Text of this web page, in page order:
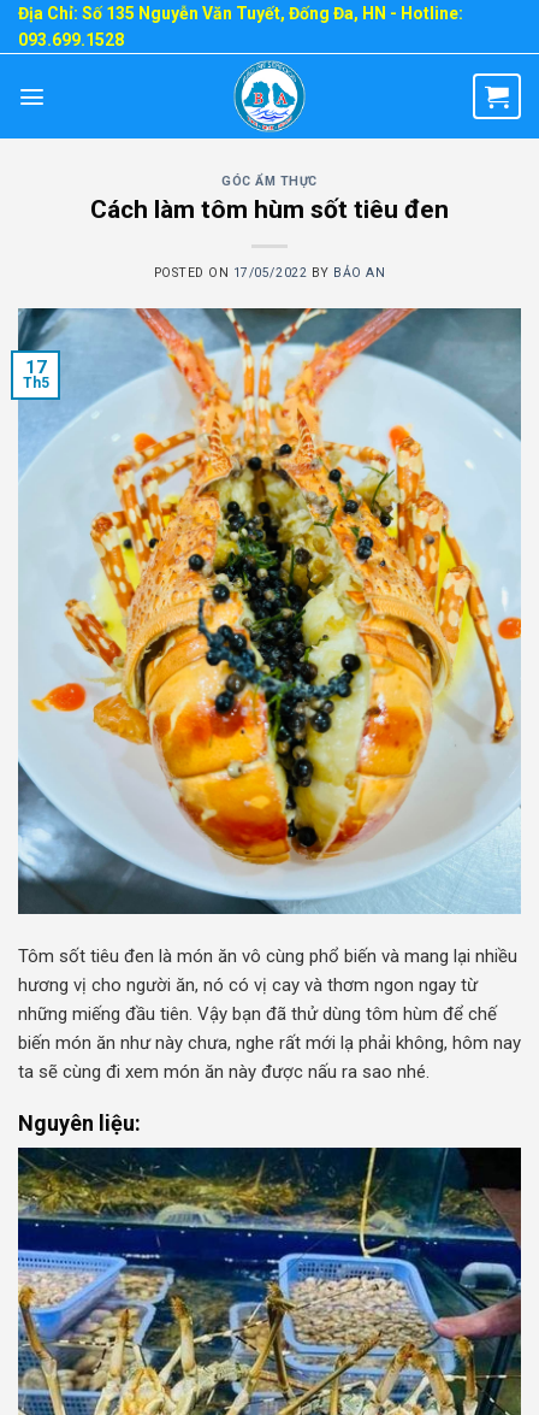
SkipĐịa Chỉ: Số 135 Nguyễn Văn Tuyết, Đống Đa, HN - Hotline:
093.699.1528
GÓC ẨM THỰC
Cách làm tôm hùm sốt tiêu đen
POSTED ON 17/05/2022 BY BẢO AN
17
Th5
Tôm sốt tiêu đen là món ăn vô cùng phổ biến và mang lại nhiều
hương vị cho người ăn, nó có vị cay và thơm ngon ngay từ
những miếng đầu tiên. Vậy bạn đã thử dùng tôm hùm để chế
biến món ăn như này chưa, nghe rất mới lạ phải không, hôm nay
ta sẽ cùng đi xem món ăn này được nấu ra sao nhé.
Nguyên liệu: